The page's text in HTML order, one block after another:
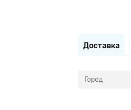
Доставка
Город